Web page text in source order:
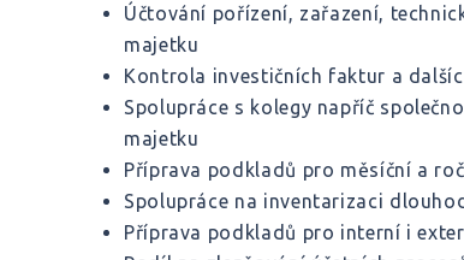
Účtování pořízení, zařazení,
majetku
Kontrola investičních faktur a
Spolupráce s kolegy napříč
majetku
Příprava podkladů pro měsíční a
Spolupráce na inventarizaci
Příprava podkladů pro interní i